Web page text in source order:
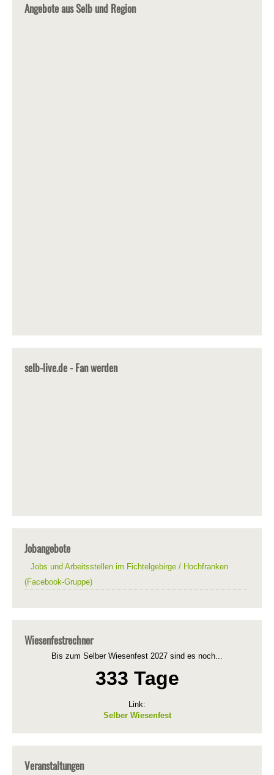
Angebote aus Selb und Region
selb-live.de - Fan werden
Jobangebote
Jobs und Arbeitsstellen im Fichtelgebirge / Hochfranken
(Facebook-Gruppe)
Wiesenfestrechner
Bis zum Selber Wiesenfest 2027 sind es noch...
333 Tage
Link:
Selber Wiesenfest
Veranstaltungen